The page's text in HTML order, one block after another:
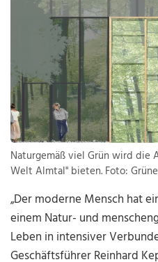
Naturgemäß viel Grün wird die
Welt Almtal" bieten. Foto:
„Der moderne Mensch hat
einem Natur- und
Leben in intensiver
Geschäftsführer Reinhard